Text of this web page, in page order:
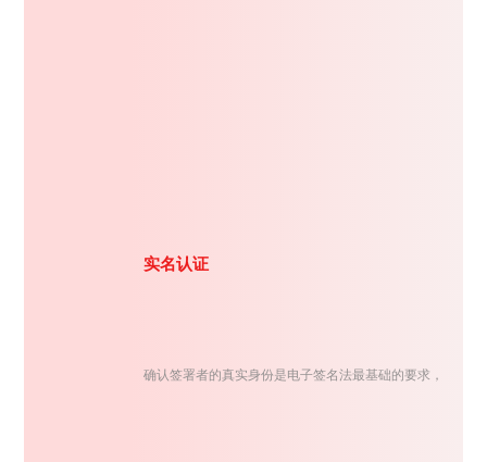
实名认证
确认签署者的真实身份是电子签名法最基础的要求，